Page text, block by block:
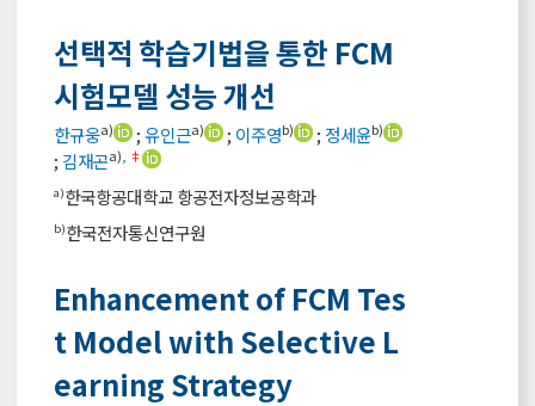
선택적 학습기법을 통한 FCM
시험모델 성능 개선
한규웅a) ;유인근a) ; 이주영b) ; 정세윤b)
; 김재곤a) ‡
a)한국항공대학교 항공전자정보공학과
b)한국전자통신연구원
Enhancement of FCM Tes
t Model with Selective L
earning Strategy